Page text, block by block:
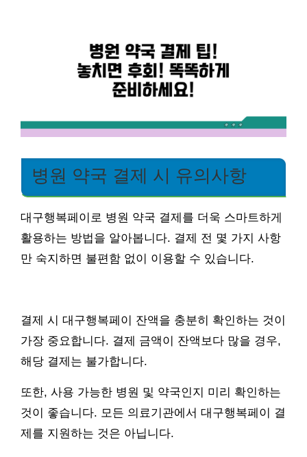
병원 약국 결제 시 유의사항
대구행복페이로 병원 약국 결제를 더욱 스마트하게
활용하는 방법을 알아봅니다. 결제 전 몇 가지 사항
만 숙지하면 불편함 없이 이용할 수 있습니다.
결제 시 대구행복페이 잔액을 충분히 확인하는 것이
가장 중요합니다. 결제 금액이 잔액보다 많을 경우,
해당 결제는 불가합니다.
또한, 사용 가능한 병원 및 약국인지 미리 확인하는
것이 좋습니다. 모든 의료기관에서 대구행복페이 결
제를 지원하는 것은 아닙니다.